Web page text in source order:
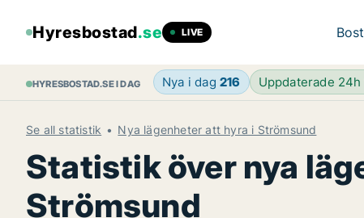
Hyresbostad.se LIVE
HYRESBOSTAD.SE I DAG Nya i dag 216 Uppdaterade 24h
Se all statistik Nya lägenheter att hyra i Strömsund
Statistik över nya
Strömsund